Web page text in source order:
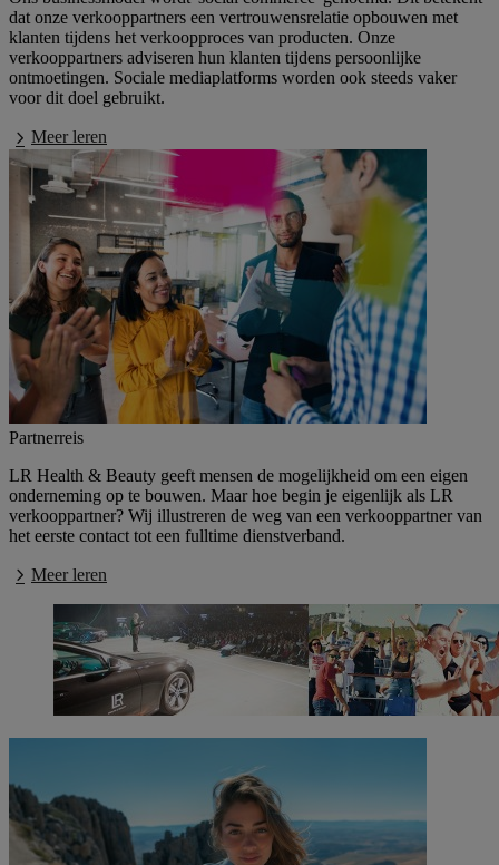
dat onze verkooppartners een vertrouwensrelatie opbouwen met
klanten tijdens het verkoopproces van producten. Onze
verkooppartners adviseren hun klanten tijdens persoonlijke
ontmoetingen. Sociale mediaplatforms worden ook steeds vaker
voor dit doel gebruikt.
Meer leren
Partnerreis
LR Health & Beauty geeft mensen de mogelijkheid om een eigen
onderneming op te bouwen. Maar hoe begin je eigenlijk als LR
verkooppartner? Wij illustreren de weg van een verkooppartner van
het eerste contact tot een fulltime dienstverband.
Meer leren